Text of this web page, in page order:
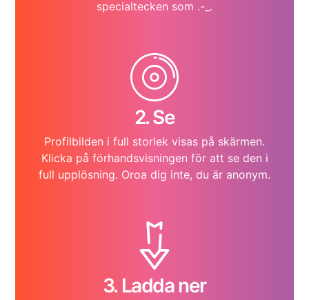
specialtecken som .-_.
2. Se
Profilbilden i full storlek visas på skärmen.
Klicka på förhandsvisningen för att se den i
full upplösning. Oroa dig inte, du är anonym.
3. Ladda ner